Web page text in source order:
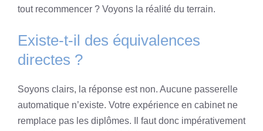
tout recommencer ? Voyons la réalité du terrain.
Existe-t-il des équivalences
directes ?
Soyons clairs, la réponse est non. Aucune passerelle
automatique n’existe. Votre expérience en cabinet ne
remplace pas les diplômes. Il faut donc impérativement